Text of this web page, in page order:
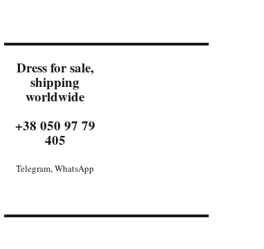
Dress for sale,
shipping
worldwide
+38 050 97 79
405
Telegram, WhatsApp